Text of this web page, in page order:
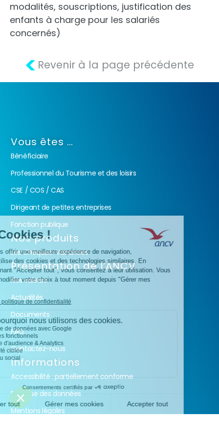
modalités, souscriptions, justification des
enfants à charge pour les salariés
concernés)
< Revenir à la page précédente
Vous êtes …
Bénéficiaire
Professionnel du Tourisme et des loisirs
CSE / COS / CAS
Dirigeant de petites entreprises
Fonction publique
Nos produits
Les Chèques-Vacances
Présentation de l’ANCV
Nos valeurs
Actualités
Documents
FAQ
Contactez-nous
Informations
Accessibilité : partiellement conforme
Politique des données
Mentions légales